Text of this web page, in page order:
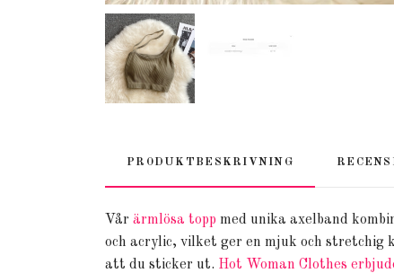
PRODUKTBESKRIVNING
Vår ärmlösa topp med unika axelband
och acrylic, vilket ger en mjuk och stretchig
att du sticker ut. Hot Woman Clothes